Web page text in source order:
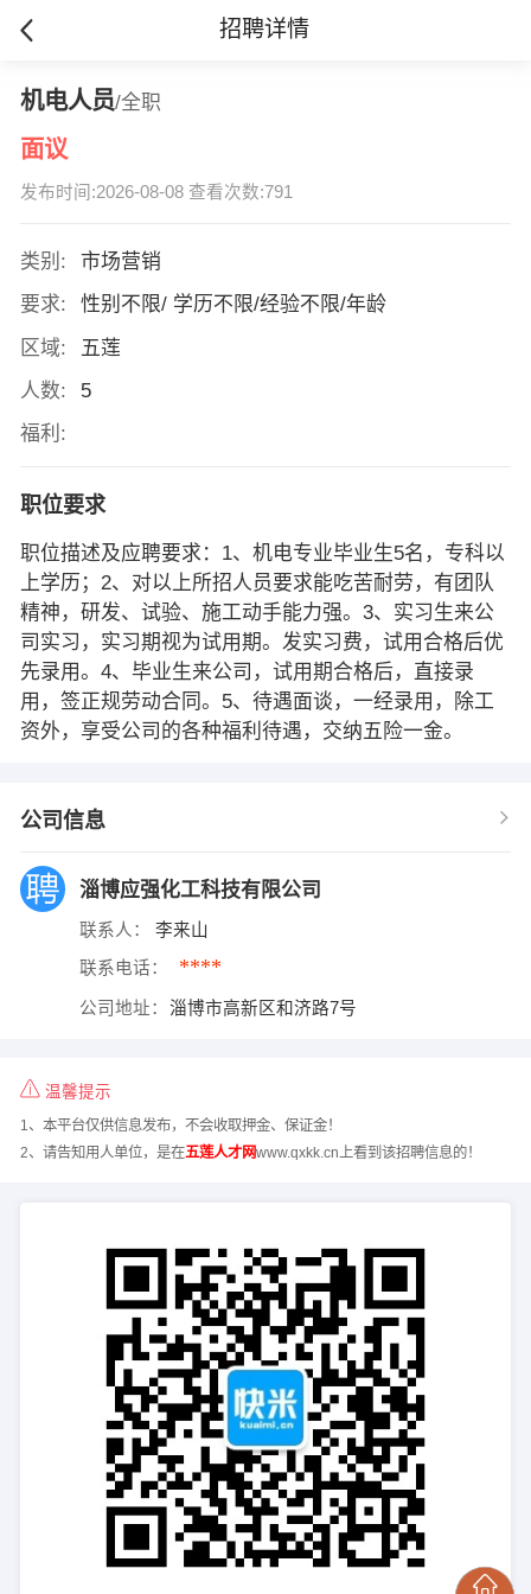
招聘详情
机电人员/全职
面议
发布时间:2026-08-08 查看次数:791
类别:
市场营销
要求:
性别不限/ 学历不限/经验不限/年龄
区域:
五莲
人数:
5
福利:
职位要求
职位描述及应聘要求：1、机电专业毕业生5名，专科以
上学历；2、对以上所招人员要求能吃苦耐劳，有团队
精神，研发、试验、施工动手能力强。3、实习生来公
司实习，实习期视为试用期。发实习费，试用合格后优
先录用。4、毕业生来公司，试用期合格后，直接录
用，签正规劳动合同。5、待遇面谈，一经录用，除工
资外，享受公司的各种福利待遇，交纳五险一金。
公司信息
淄博应强化工科技有限公司
联系人： 李来山
联系电话： ****
公司地址： 淄博市高新区和济路7号
温馨提示
1、本平台仅供信息发布，不会收取押金、保证金！
2、请告知用人单位，是在五莲人才网www.qxkk.cn上看到该招聘信息的！